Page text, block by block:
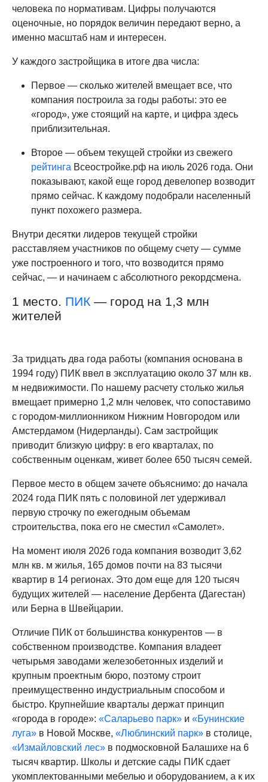
человека по нормативам. Цифры получаются
оценочные, но порядок величин передают верно, а
именно масштаб нам и интересен.
У каждого застройщика в итоге два числа:
Первое — сколько жителей вмещает все, что
компания построила за годы работы: это ее
«город», уже стоящий на карте, и цифра здесь
приблизительная.
Второе — объем текущей стройки из свежего
рейтинга Всеостройке.рф на июль 2026 года. Они
показывают, какой еще город девелопер возводит
прямо сейчас. К каждому подобрали населенный
пункт похожего размера.
Внутри десятки лидеров текущей стройки
расставляем участников по общему счету — сумме
уже построенного и того, что возводится прямо
сейчас, — и начинаем с абсолютного рекордсмена.
1 место. ПИК — город на 1,3 млн
жителей
За тридцать два года работы (компания основана в
1994 году) ПИК ввел в эксплуатацию около 37 млн кв.
м недвижимости. По нашему расчету столько жилья
вмещает примерно 1,2 млн человек, что сопоставимо
с городом-миллионником Нижним Новгородом или
Амстердамом (Нидерланды). Сам застройщик
приводит близкую цифру: в его кварталах, по
собственным оценкам, живет более 650 тысяч семей.
Первое место в общем зачете объяснимо: до начала
2024 года ПИК пять с половиной лет удерживал
первую строчку по ежегодным объемам
строительства, пока его не сместил «Самолет».
На момент июля 2026 года компания возводит 3,62
млн кв. м жилья, 165 домов почти на 83 тысячи
квартир в 14 регионах. Это дом еще для 120 тысяч
будущих жителей — население Дербента (Дагестан)
или Берна в Швейцарии.
Отличие ПИК от большинства конкурентов — в
собственном производстве. Компания владеет
четырьмя заводами железобетонных изделий и
крупным проектным бюро, поэтому строит
преимущественно индустриальным способом и
быстро. Крупнейшие кварталы держат принцип
«города в городе»: «Саларьево парк» и «Бунинские
луга» в Новой Москве, «Люблинский парк» в столице,
«Измайловский лес» в подмосковной Балашихе на 6
тысяч квартир. Школы и детские сады ПИК сдает
укомплектованными мебелью и оборудованием, а к их